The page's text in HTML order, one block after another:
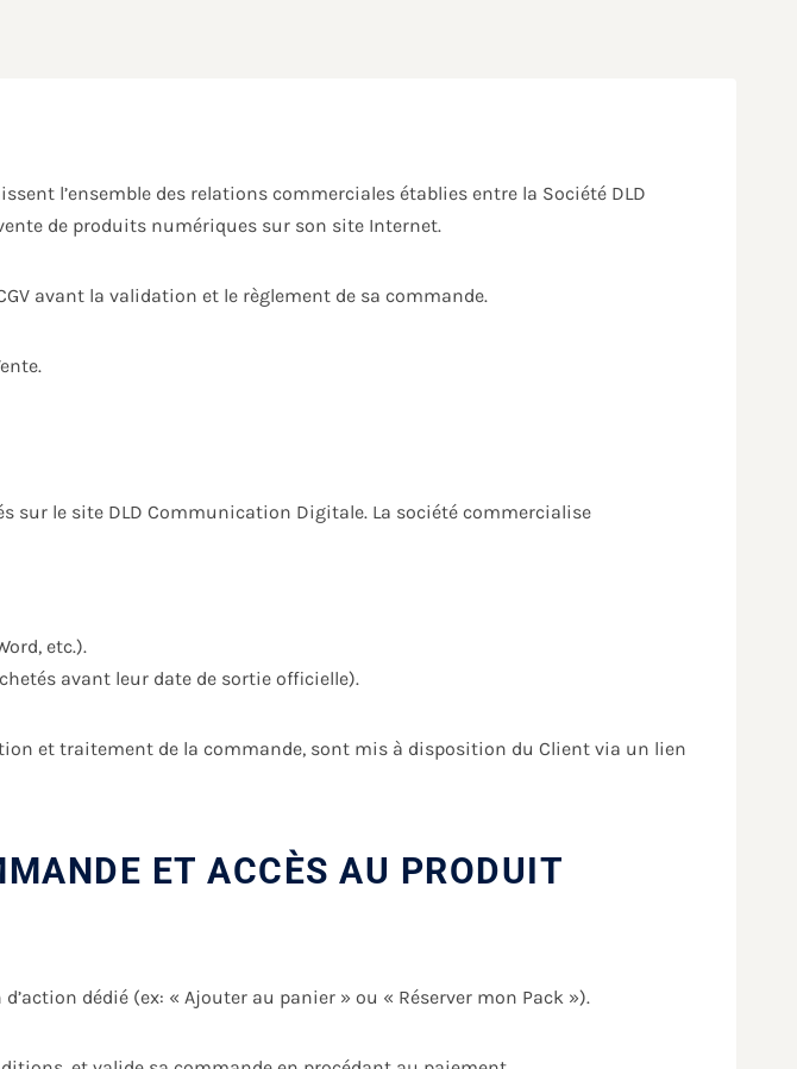
l’ensemble des relations commerciales établies entre la Société DLD
de produits numériques sur son site Internet.
avant la validation et le règlement de sa commande.
sur le site DLD Communication Digitale. La société commercialise
etc.).
avant leur date de sortie officielle).
et traitement de la commande, sont mis à disposition du Client via un lien
ET ACCÈS AU PRODUIT
dédié (ex: « Ajouter au panier » ou « Réserver mon Pack »).